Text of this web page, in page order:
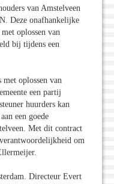
van Amstelveen
Deze onafhankelijke
oplossen van
bij tijdens een
met oplossen van
een partij
huurders kan
een goede
Met dit contract
om
Directeur Evert